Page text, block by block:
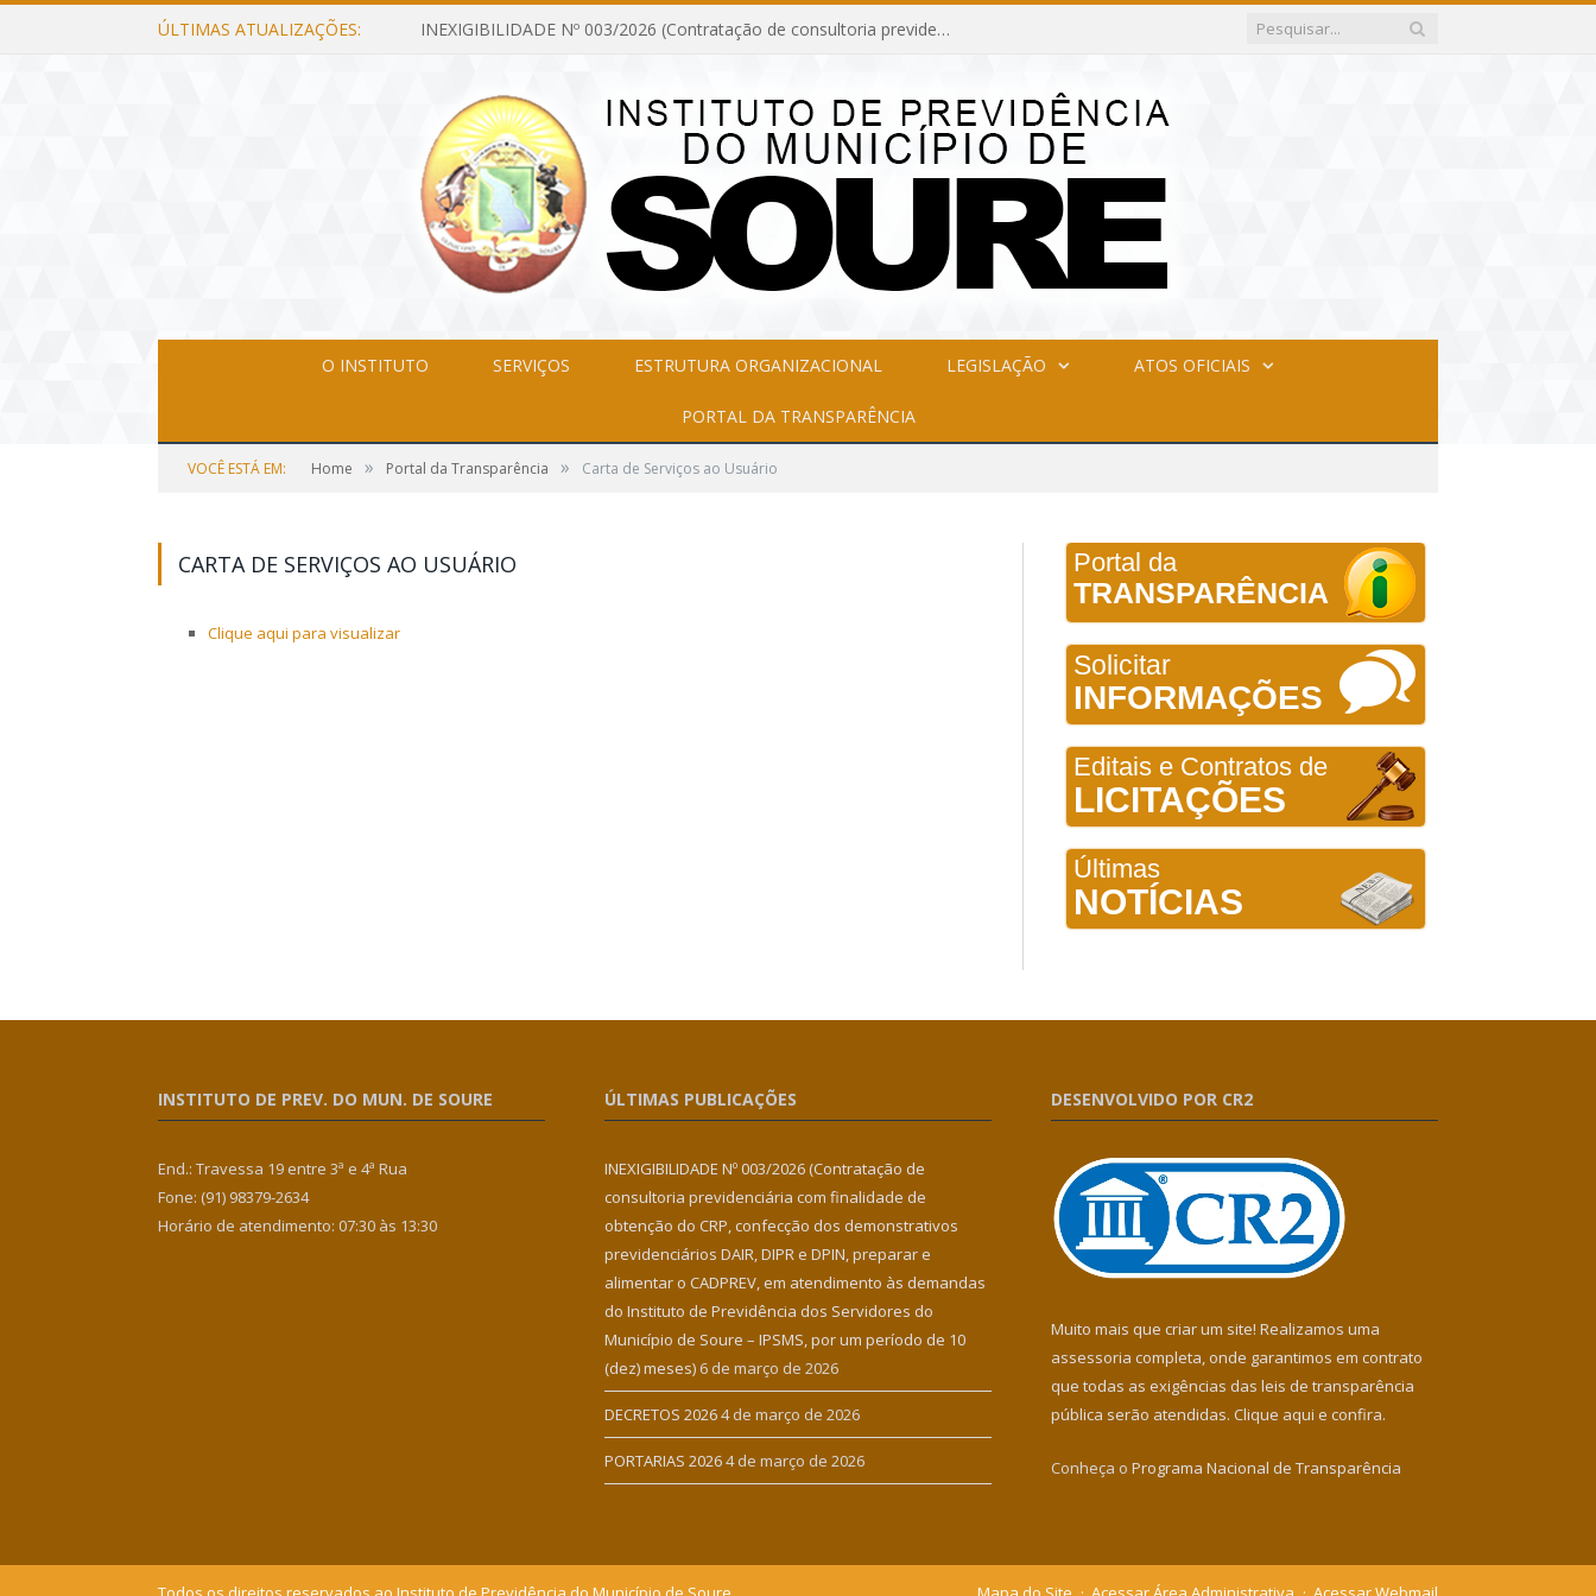
ÚLTIMAS ATUALIZAÇÕES: INEXIGIBILIDADE Nº 003/2026 (Contratação de consultoria previdenciária com finalidade de obtenção do CRP, confecção dos demonstrativos previdenciários DAIR, DIPR e DPIN, preparar e alimentar o CADPREV, em atendimento às demandas do Instituto de Previdência dos Servidores do Município de Soure – IPSMS, por um período de 10 (dez) meses)
O INSTITUTO SERVIÇOS ESTRUTURA ORGANIZACIONAL LEGISLAÇÃO ATOS OFICIAIS
PORTAL DA TRANSPARÊNCIA
VOCÊ ESTÁ EM: Home » Portal da Transparência » Carta de Serviços ao Usuário
CARTA DE SERVIÇOS AO USUÁRIO
Clique aqui para visualizar
Portal da
TRANSPARÊNCIA
Solicitar
INFORMAÇÕES
Editais e Contratos de
LICITAÇÕES
Últimas
NOTÍCIAS
INSTITUTO DE PREV. DO MUN. DE SOURE
End.: Travessa 19 entre 3ª e 4ª Rua
Fone: (91) 98379-2634
Horário de atendimento: 07:30 às 13:30
ÚLTIMAS PUBLICAÇÕES
INEXIGIBILIDADE Nº 003/2026 (Contratação de
consultoria previdenciária com finalidade de
obtenção do CRP, confecção dos demonstrativos
previdenciários DAIR, DIPR e DPIN, preparar e
alimentar o CADPREV, em atendimento às demandas
do Instituto de Previdência dos Servidores do
Município de Soure – IPSMS, por um período de 10
(dez) meses) 6 de março de 2026
DECRETOS 20264 de março de 2026
PORTARIAS 20264 de março de 2026
DESENVOLVIDO POR CR2
Muito mais que criar um site! Realizamos uma
assessoria completa, onde garantimos em contrato
que todas as exigências das leis de transparência
pública serão atendidas. Clique aqui e confira.
Conheça o Programa Nacional de Transparência